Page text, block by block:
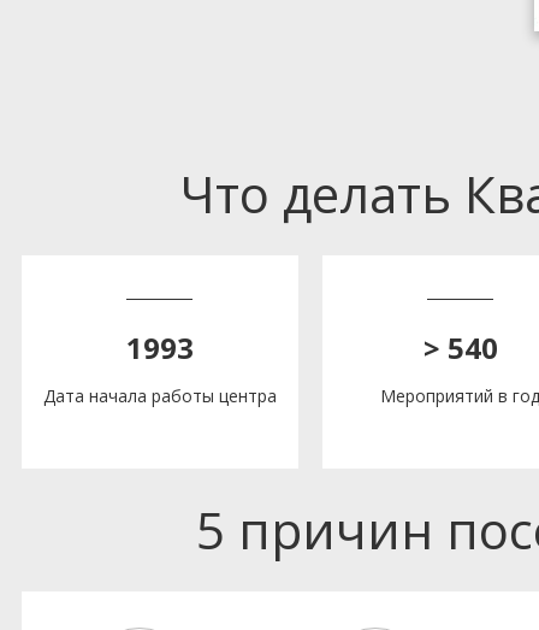
Что делать
1993
Дата начала работы центра
> 540
Мероприятий в год
5 причин